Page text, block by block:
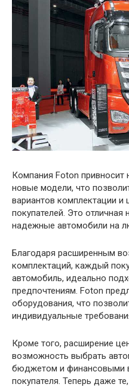
Компания Foton привносит
новые модели, что
вариантов комплектации и
покупателей. Это отличная
надежные автомобили на
Благодаря расширенным
комплектаций, каждый
автомобиль, идеально
предпочтениям. Foton
оборудования, что
индивидуальные
Кроме того, расширение
возможность выбрать
бюджетом и финансовыми
покупателя. Теперь даже